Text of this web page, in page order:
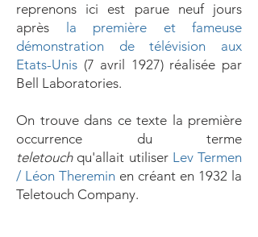
reprenons ici est parue neuf jours
après
la première et fameuse
démonstration de télévision aux
Etats-Unis (7 avril 1927)réalisée par
Bell Laboratories.
On trouve dans ce texte la première
occurrence du terme
teletouch qu'allait utiliser Lev Termen
/ Léon Theremin en créant en 1932 la
Teletouch Company.